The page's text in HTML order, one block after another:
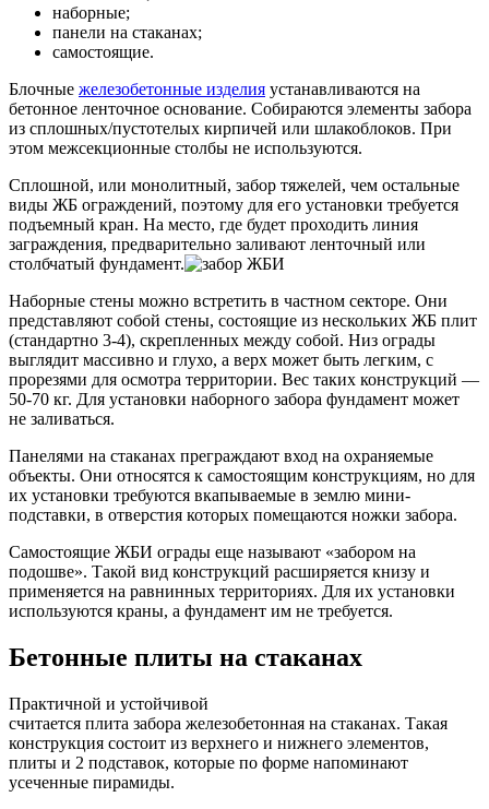
наборные;
панели на стаканах;
самостоящие.
Блочные железобетонные изделия устанавливаются на
бетонное ленточное основание. Собираются элементы забора
из сплошных/пустотелых кирпичей или шлакоблоков. При
этом межсекционные столбы не используются.
Сплошной, или монолитный, забор тяжелей, чем остальные
виды ЖБ ограждений, поэтому для его установки требуется
подъемный кран. На место, где будет проходить линия
заграждения, предварительно заливают ленточный или
столбчатый фундамент.
Наборные стены можно встретить в частном секторе. Они
представляют собой стены, состоящие из нескольких ЖБ плит
(стандартно 3-4), скрепленных между собой. Низ ограды
выглядит массивно и глухо, а верх может быть легким, с
прорезями для осмотра территории. Вес таких конструкций —
50-70 кг. Для установки наборного забора фундамент может
не заливаться.
Панелями на стаканах преграждают вход на охраняемые
объекты. Они относятся к самостоящим конструкциям, но для
их установки требуются вкапываемые в землю мини-
подставки, в отверстия которых помещаются ножки забора.
Самостоящие ЖБИ ограды еще называют «забором на
подошве». Такой вид конструкций расширяется книзу и
применяется на равнинных территориях. Для их установки
используются краны, а фундамент им не требуется.
Бетонные плиты на стаканах
Практичной и устойчивой
считается плита забора железобетонная на стаканах. Такая
конструкция состоит из верхнего и нижнего элементов,
плиты и 2 подставок, которые по форме напоминают
усеченные пирамиды.